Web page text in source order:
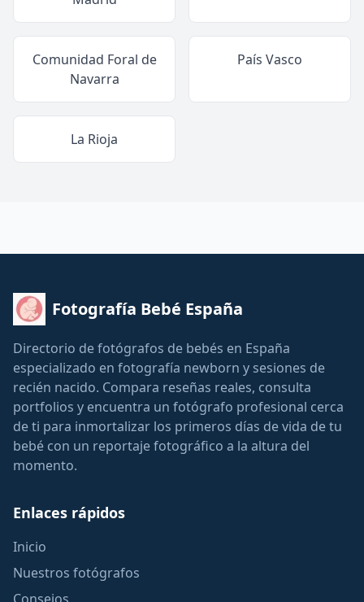
Comunidad Foral de
Navarra
País Vasco
La Rioja
Fotografía Bebé España
Directorio de fotógrafos de bebés en España
especializado en fotografía newborn y sesiones de
recién nacido. Compara reseñas reales, consulta
portfolios y encuentra un fotógrafo profesional cerca
de ti para inmortalizar los primeros días de vida de tu
bebé con un reportaje fotográfico a la altura del
momento.
Enlaces rápidos
Inicio
Nuestros fotógrafos